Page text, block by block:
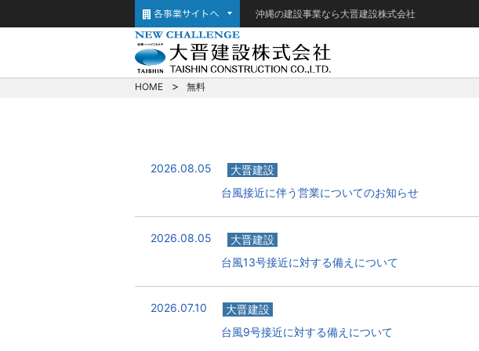
沖縄の建設事業なら大晋建設株式会社
HOME 無料
2026.08.05
大晋建設
台風接近に伴う営業についてのお知らせ
2026.08.05
大晋建設
台風13号接近に対する備えについて
2026.07.10
大晋建設
台風9号接近に対する備えについて